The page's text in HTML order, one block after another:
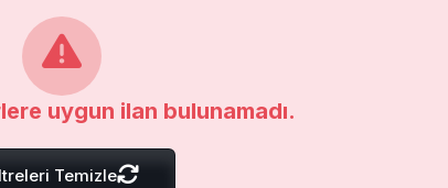
uygun ilan bulunamadı.
Temizle